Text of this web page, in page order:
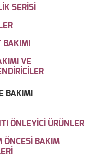
SERİSİ
BAKIMI
VE
BAKIMI
ÖNLEYİCİ ÜRÜNLER
ÖNCESİ BAKIM